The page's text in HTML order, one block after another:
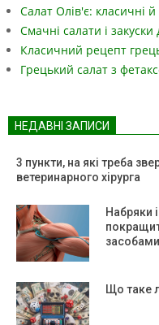
Салат Олів'є: класичні
Смачні салати і закуски
Класичний рецепт
Грецький салат з
НЕДАВНІ ЗАПИСИ
3 пункти, на які треба
ветеринарного хірурга
Набряки
засобами
Що таке